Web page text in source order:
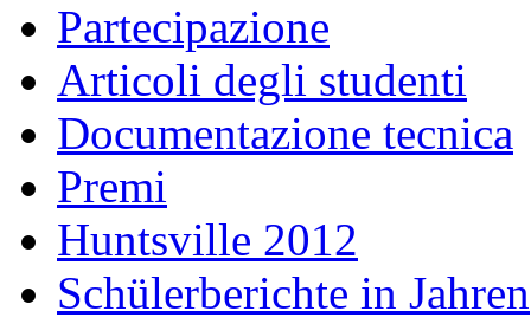
Partecipazione
Articoli degli studenti
Documentazione tecnica
Premi
Huntsville 2012
Schülerberichte in Jahren